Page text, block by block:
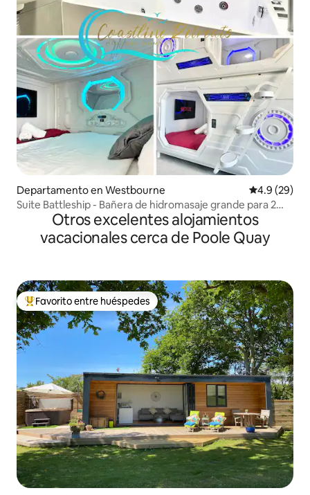
Departamento en Westbourne Calificación
4.9 (29)
Suite Battleship - Bañera de hidromasaje grande para 2
personas/aire acondicionado
Otros excelentes alojamientos
vacacionales cerca de Poole Quay
De los mejores en Favorito entre huéspedes
Favorito entre huéspedes